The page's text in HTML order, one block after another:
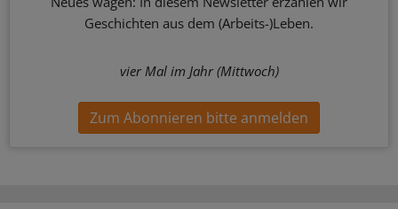
Geschichten aus dem (Arbeits-)Leben.
vier Mal im Jahr (Mittwoch)
Zum Abonnieren bitte anmelden